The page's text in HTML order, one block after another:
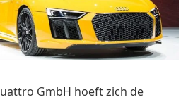
GmbH hoeft zich de